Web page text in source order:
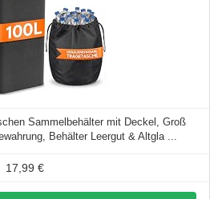
Sammelbehälter mit Deckel, Groß
Behälter Leergut & Altgla ...
17,99 €